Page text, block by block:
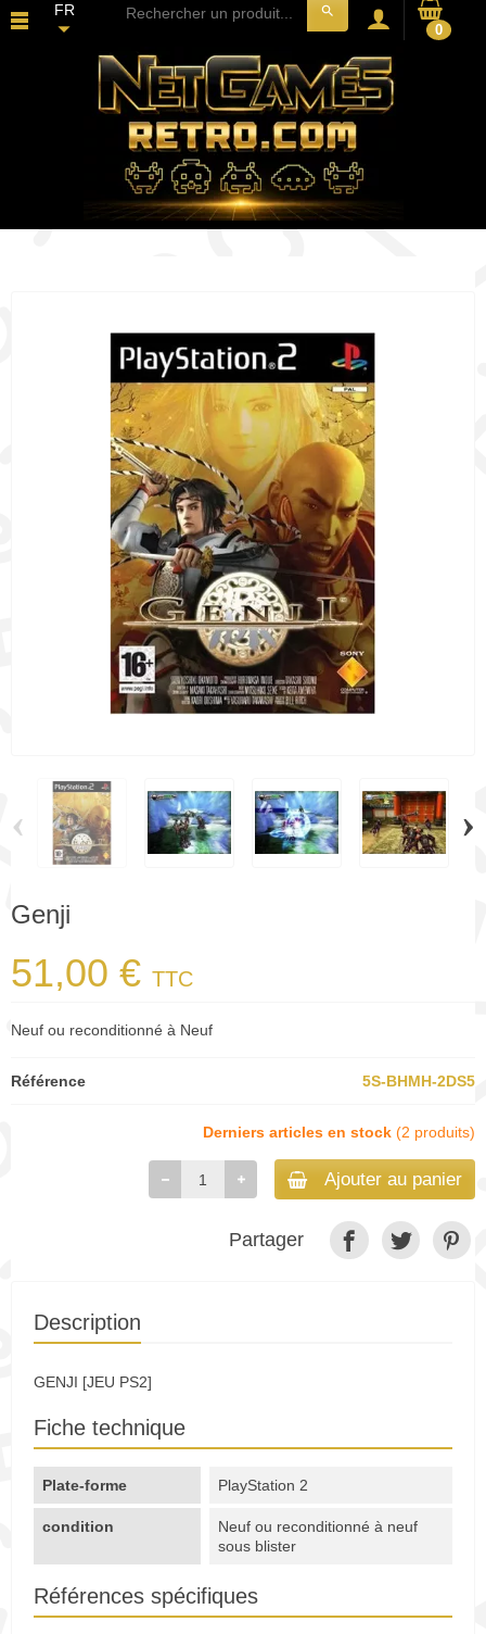
FR
search
0
‹ ›
Genji
51,00 € TTC
Neuf ou reconditionné à Neuf
Référence 5S-BHMH-2DS5
Derniers articles en stock (2 produits)
Ajouter au panier
Partager
Description
GENJI [JEU PS2]
Fiche technique
Plate-forme PlayStation 2
condition
Neuf ou reconditionné à neuf
sous blister
Références spécifiques